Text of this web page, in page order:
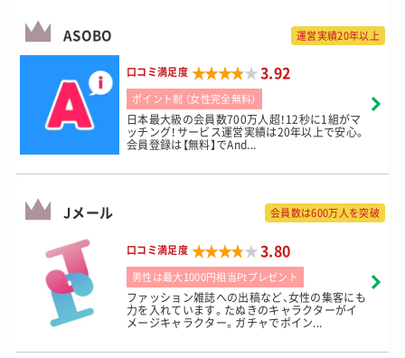
ASOBO 運営実績20年以上
口コミ満足度 ★★★★★
★★★★★3.92
ポイント制 （女性完全無料）
日本最大級の会員数700万人超！12秒に1組がマ
ッチング！サービス運営実績は20年以上で安心。
会員登録は【無料】でAnd...
Jメール 会員数は600万人を突破
口コミ満足度 ★★★★★
★★★★★3.80
男性は最大1000円相当Ptプレゼント
ファッション雑誌への出稿など、女性の集客にも
力を入れています。たぬきのキャラクターがイ
メージキャラクター。ガチャでポイン...